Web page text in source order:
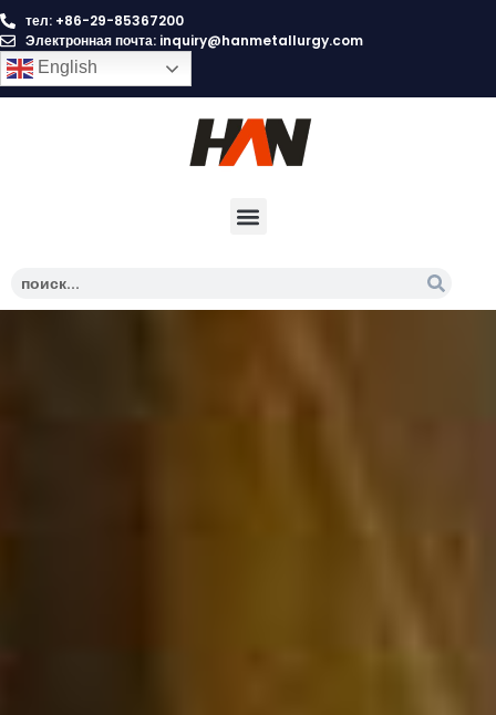
тел: +86-29-85367200
Электронная почта: inquiry@hanmetallurgy.com
English